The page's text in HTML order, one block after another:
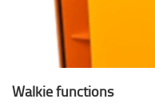
Walkie functions